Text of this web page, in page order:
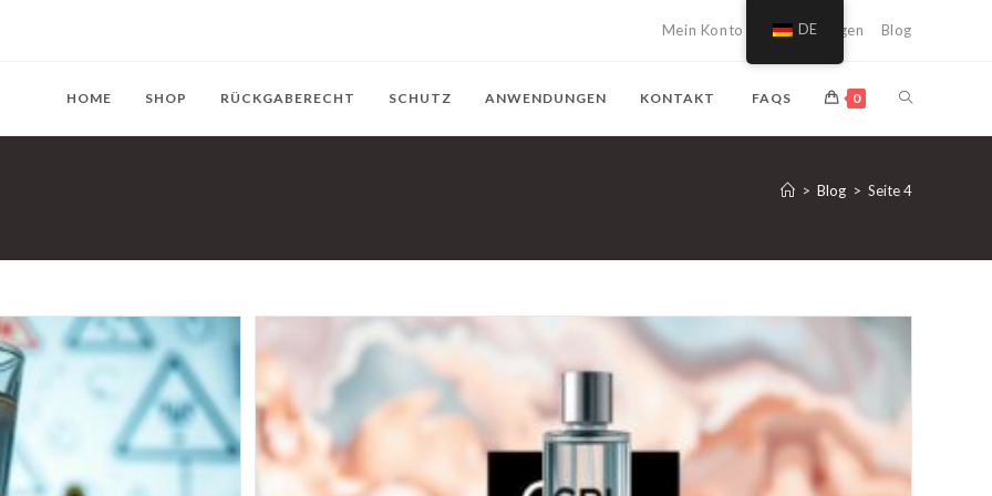
Mein Konto Einkaufswagen Blog
HOME SHOP RÜCKGABERECHT SCHUTZ ANWENDUNGEN KONTAKT FAQS 0 SUCHE
WEBSITE
> Blog > Seite 4
DE